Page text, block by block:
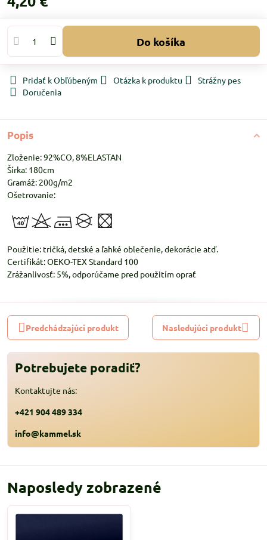
Do košíka
Pridať k Obľúbeným Otázka k produktu
Strážny pes
Doručenia
Popis
Zloženie: 92%CO, 8%ELASTAN
Šírka: 180cm
Gramáž: 200g/m2
Ošetrovanie:
Použitie: tričká, detské a ľahké oblečenie, dekorácie atď.
Certifikát: OEKO-TEX Standard 100
Zrážanlivosť: 5%, odporúčame pred použitím oprať
Predchádzajúci produkt Nasledujúci produkt
Potrebujete poradiť?
Kontaktujte nás:
+421 904 489 334
info@kammel.sk
Naposledy zobrazené